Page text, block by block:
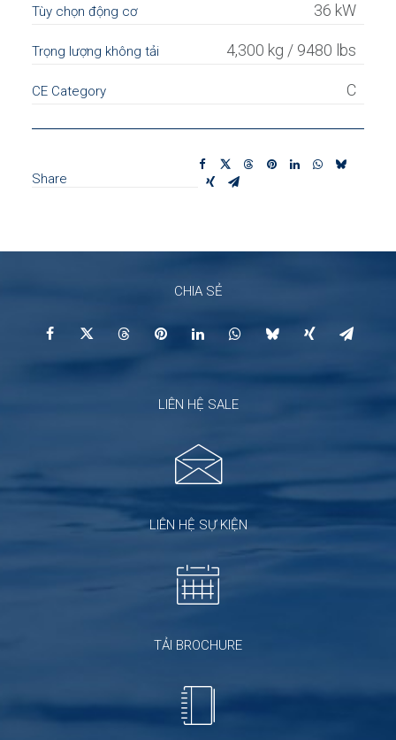
Tùy chọn động cơ 36 kW
Trọng lượng không tải 4,300 kg / 9480 lbs
CE Category C
Share
CHIA SẺ
LIÊN HỆ SALE
LIÊN HỆ SỰ KIỆN
TẢI BROCHURE